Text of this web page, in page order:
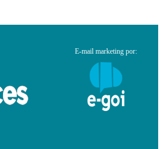
E-mail marketing por: